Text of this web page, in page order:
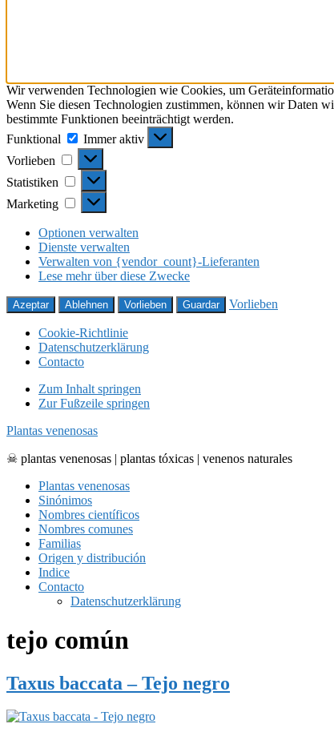
Wir verwenden Technologien wie Cookies, um
Wenn Sie diesen Technologien zustimmen, können wir Daten
bestimmte Funktionen beeinträchtigt werden.
Funktional
Funktional
Immer aktiv
Vorlieben
Vorlieben
Statistiken Statistiken
Marketing Marketing
Optionen verwalten
Dienste verwalten
Verwalten von {vendor_count}-Lieferanten
Lese mehr über diese Zwecke
Azeptar Ablehnen Vorlieben Guardar Vorlieben
Cookie-Richtlinie
Datenschutzerklärung
Contacto
Zum Inhalt springen
Zur Fußzeile springen
Plantas venenosas
☠ plantas venenosas | plantas tóxicas | venenos naturales
Plantas venenosas
Sinónimos
Nombres científicos
Nombres comunes
Familias
Origen y distribución
Indice
Contacto
Datenschutzerklärung
tejo común
Taxus baccata – Tejo negro